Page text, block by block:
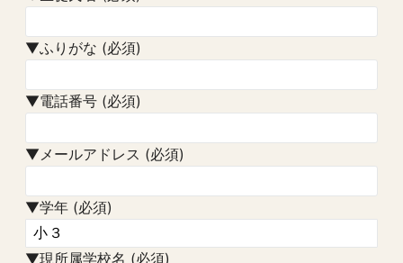
▼ふりがな (必須)
▼電話番号 (必須)
▼メールアドレス (必須)
▼学年 (必須)
▼現所属学校名 (必須)